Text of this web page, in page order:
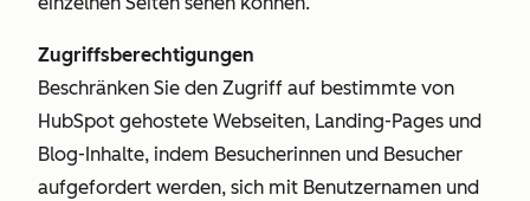
Zugriffsberechtigungen
Beschränken Sie den Zugriff auf bestimmte von
HubSpot gehostete Webseiten, Landing-Pages und
Blog-Inhalte, indem Besucherinnen und Besucher
aufgefordert werden, sich mit Benutzernamen und